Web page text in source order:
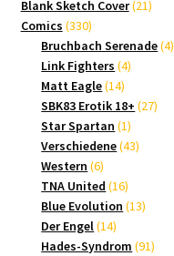
Blank Sketch Cover 2121
Comics 330330
Produkte
Bruchbach Serenade 44
Link Fighters 44
Matt Eagle 1414
Produkte
SBK83 Erotik 18+ 2727
Star Spartan 11
Produkt
Verschiedene 4343
Western 66
Produkte
TNA United 1616
Produkte
Blue Evolution 1313
Der Engel 1414
Produkte
Hades-Syndrom 9191